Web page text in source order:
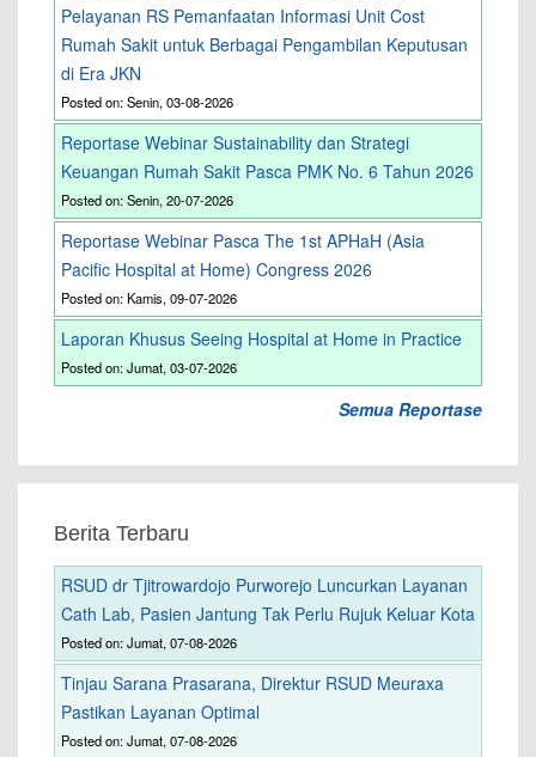
Pelayanan RS Pemanfaatan Informasi Unit Cost
Rumah Sakit untuk Berbagai Pengambilan Keputusan
di Era JKN
Posted on: Senin, 03-08-2026
Reportase Webinar Sustainability dan Strategi
Keuangan Rumah Sakit Pasca PMK No. 6 Tahun 2026
Posted on: Senin, 20-07-2026
Reportase Webinar Pasca The 1st APHaH (Asia
Pacific Hospital at Home) Congress 2026
Posted on: Kamis, 09-07-2026
Laporan Khusus Seeing Hospital at Home in Practice
Posted on: Jumat, 03-07-2026
Semua Reportase
Berita Terbaru
RSUD dr Tjitrowardojo Purworejo Luncurkan Layanan
Cath Lab, Pasien Jantung Tak Perlu Rujuk Keluar Kota
Posted on: Jumat, 07-08-2026
Tinjau Sarana Prasarana, Direktur RSUD Meuraxa
Pastikan Layanan Optimal
Posted on: Jumat, 07-08-2026